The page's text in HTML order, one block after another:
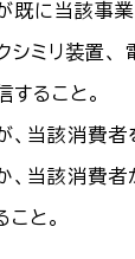
既に当該事
クシミリ装置
ること。
、当該消費者
、当該消費
と。